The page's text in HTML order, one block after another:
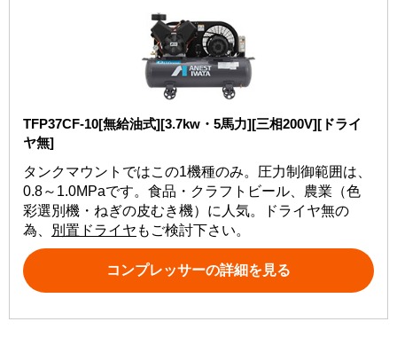
TFP37CF-10[無給油式][3.7kw・5馬力][三相200V][ドライ
ヤ無]
タンクマウントではこの1機種のみ。圧力制御範囲は、
0.8～1.0MPaです。食品・クラフトビール、農業（色
彩選別機・ねぎの皮むき機）に人気。ドライヤ無の
為、
別置ドライヤ もご検討下さい。
コンプレッサーの詳細を見る